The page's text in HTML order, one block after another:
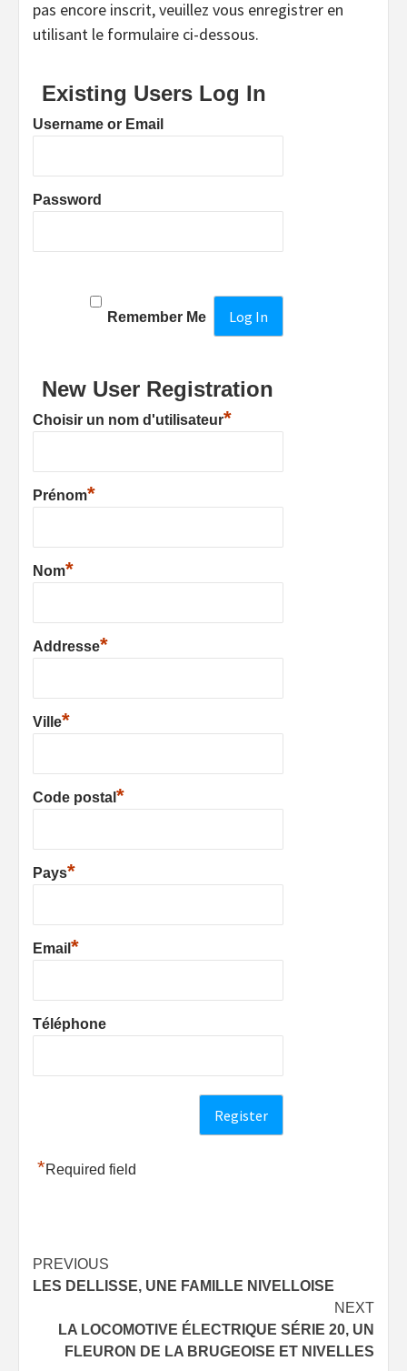
pas encore inscrit, veuillez vous enregistrer en
utilisant le formulaire ci-dessous.
Existing Users Log In
Username or Email
Password
Remember Me
New User Registration
Choisir un nom d'utilisateur*
Prénom*
Nom*
Addresse*
Ville*
Code postal *
Pays*
Email *
Téléphone
*Required field
Post
navigation
PREVIOUS
LES DELLISSE, UNE FAMILLE NIVELLOISE
NEXT
LA LOCOMOTIVE ÉLECTRIQUE SÉRIE 20, UN
FLEURON DE LA BRUGEOISE ET NIVELLES